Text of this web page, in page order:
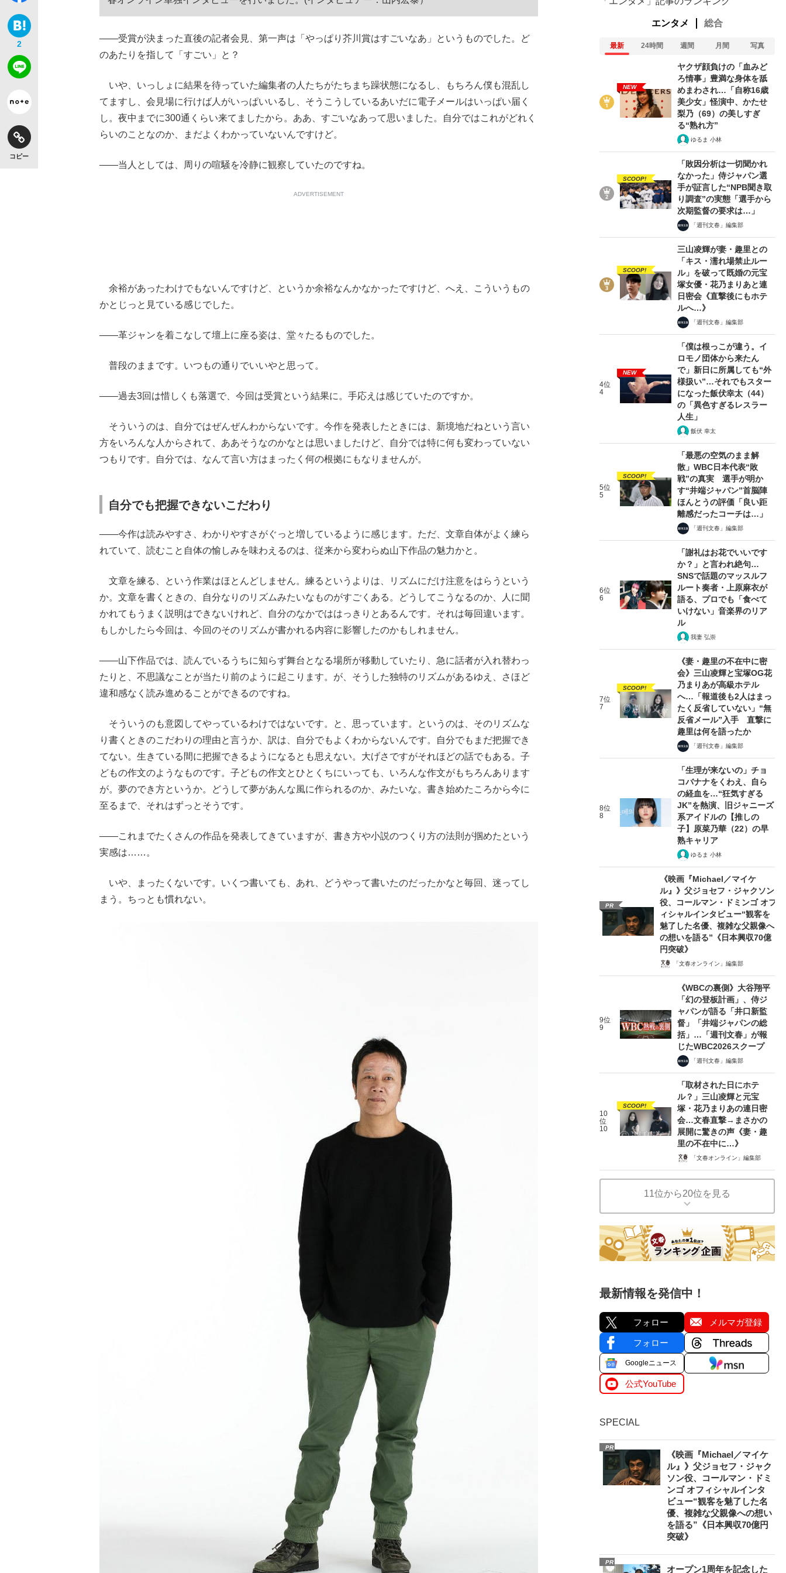
もっと見る
2
コピー
――受賞が決まった直後の記者会見、第一声は「やっぱり芥川賞はすごいなあ」というものでした。ど
のあたりを指して「すごい」と？
いや、いっしょに結果を待っていた編集者の人たちがたちまち躁状態になるし、もちろん僕も混乱し
てますし、会見場に行けば人がいっぱいいるし、そうこうしているあいだに電子メールはいっぱい届く
し。夜中までに300通くらい来てましたから。ああ、すごいなあって思いました。自分ではこれがどれく
らいのことなのか、まだよくわかっていないんですけど。
――当人としては、周りの喧騒を冷静に観察していたのですね。
ADVERTISEMENT
余裕があったわけでもないんですけど、というか余裕なんかなかったですけど、へえ、こういうもの
かとじっと見ている感じでした。
――革ジャンを着こなして壇上に座る姿は、堂々たるものでした。
普段のままです。いつもの通りでいいやと思って。
――過去3回は惜しくも落選で、今回は受賞という結果に。手応えは感じていたのですか。
そういうのは、自分ではぜんぜんわからないです。今作を発表したときには、新境地だねという言い
方をいろんな人からされて、ああそうなのかなとは思いましたけど、自分では特に何も変わっていない
つもりです。自分では、なんて言い方はまったく何の根拠にもなりませんが。
自分でも把握できないこだわり
――今作は読みやすさ、わかりやすさがぐっと増しているように感じます。ただ、文章自体がよく練ら
れていて、読むこと自体の愉しみを味わえるのは、従来から変わらぬ山下作品の魅力かと。
文章を練る、という作業はほとんどしません。練るというよりは、リズムにだけ注意をはらうという
か。文章を書くときの、自分なりのリズムみたいなものがすごくある。どうしてこうなるのか、人に聞
かれてもうまく説明はできないけれど、自分のなかでははっきりとあるんです。それは毎回違います。
もしかしたら今回は、今回のそのリズムが書かれる内容に影響したのかもしれません。
――山下作品では、読んでいるうちに知らず舞台となる場所が移動していたり、急に話者が入れ替わっ
たりと、不思議なことが当たり前のように起こります。が、そうした独特のリズムがあるゆえ、さほど
違和感なく読み進めることができるのですね。
そういうのも意図してやっているわけではないです。と、思っています。というのは、そのリズムな
り書くときのこだわりの理由と言うか、訳は、自分でもよくわからないんです。自分でもまだ把握でき
てない。生きている間に把握できるようになるとも思えない。大げさですがそれほどの話でもある。子
どもの作文のようなものです。子どもの作文とひとくちにいっても、いろんな作文がもちろんあります
が。夢のでき方というか。どうして夢があんな風に作られるのか、みたいな。書き始めたころから今に
至るまで、それはずっとそうです。
――これまでたくさんの作品を発表してきていますが、書き方や小説のつくり方の法則が掴めたという
実感は……。
いや、まったくないです。いくつ書いても、あれ、どうやって書いたのだったかなと毎回、迷ってし
まう。ちっとも慣れない。
エンタメ 総合
最新 24時間 週間 月間 写真
NEW
ヤクザ顔負けの「血みど
ろ情事」豊満な身体を舐
めまわされ…「自称16歳
美少女」怪演中、かたせ
梨乃（69）の美しすぎ
る“熟れ方”
ゆるま 小林
SCOOP!
「敗因分析は一切聞かれ
なかった」侍ジャパン選
手が証言した“NPB聞き取
り調査”の実態「選手から
次期監督の要求は…」
「週刊文春」編集部
SCOOP!
三山凌輝が妻・趣里との
「キス・濡れ場禁止ルー
ル」を破って既婚の元宝
塚女優・花乃まりあと連
日密会《直撃後にもホテ
ルへ…》
「週刊文春」編集部
4位
4
NEW
「僕は根っこが違う。イ
ロモノ団体から来たん
で」新日に所属しても“外
様扱い”…それでもスター
になった飯伏幸太（44）
の「異色すぎるレスラー
人生」
飯伏 幸太
5位
5
SCOOP!
「最悪の空気のまま解
散」WBC日本代表“敗
戦”の真実 選手が明か
す“井端ジャパン”首脳陣
ほんとうの評価「良い距
離感だったコーチは…」
「週刊文春」編集部
6位
6
「謝礼はお花でいいです
か？」と言われ絶句…
SNSで話題のマッスルフ
ルート奏者・上原麻衣が
語る、プロでも「食べて
いけない」音楽界のリア
ル
我妻 弘崇
7位
7
SCOOP!
《妻・趣里の不在中に密
会》三山凌輝と宝塚OG花
乃まりあが高級ホテル
へ…「報道後も2人はまっ
たく反省していない」“無
反省メール”入手 直撃に
趣里は何を語ったか
「週刊文春」編集部
8位
8
「生理が来ないの」チョ
コバナナをくわえ、自ら
の経血を…“狂気すぎる
JK”を熱演、旧ジャニーズ
系アイドルの【推しの
子】原菜乃華（22）の早
熟キャリア
ゆるま 小林
PR
《映画『Michael／マイケ
ル』》父ジョセフ・ジャクソン
役、コールマン・ドミンゴ オフ
ィシャルインタビュー“観客を
魅了した名優、複雑な父親像へ
の想いを語る”《日本興収70億
円突破》
「文春オンライン」編集部
9位
9
《WBCの裏側》大谷翔平
「幻の登板計画」、侍ジ
ャパンが語る「井口新監
督」「井端ジャパンの総
括」…「週刊文春」が報
じたWBC2026スクープ
「週刊文春」編集部
10
位
10
SCOOP!
「取材された日にホテ
ル？」三山凌輝と元宝
塚・花乃まりあの連日密
会…文春直撃→まさかの
展開に驚きの声《妻・趣
里の不在中に…》
「文春オンライン」編集部
11位から20位を見る
最新情報を発信中！
フォロー メルマガ登録
フォロー
Googleニュース
公式YouTube
SPECIAL
PR
《映画『Michael／マイケ
ル』》父ジョセフ・ジャク
ソン役、コールマン・ドミ
ンゴ オフィシャルインタ
ビュー“観客を魅了した名
優、複雑な父親像への想い
を語る”《日本興収70億円
突破》
PR
オープン1周年を記念した